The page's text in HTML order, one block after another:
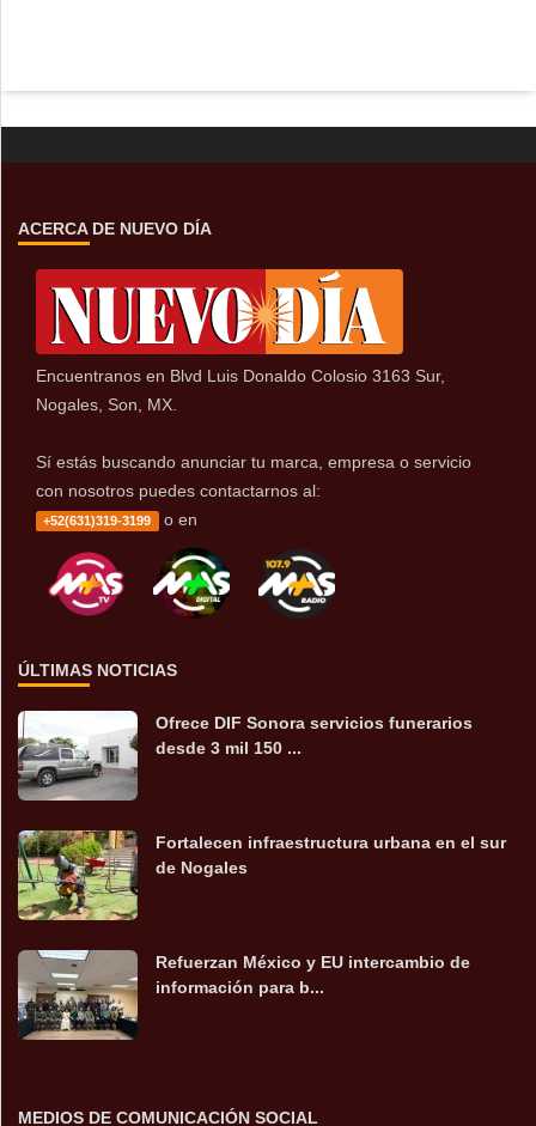
ACERCA DE NUEVO DÍA
Encuentranos en Blvd Luis Donaldo Colosio 3163 Sur,
Nogales, Son, MX.
Sí estás buscando anunciar tu marca, empresa o servicio
con nosotros puedes contactarnos al:
+52(631)319-3199 o en
ÚLTIMAS NOTICIAS
Ofrece DIF Sonora servicios funerarios
desde 3 mil 150 ...
Fortalecen infraestructura urbana en el sur
de Nogales
Refuerzan México y EU intercambio de
información para b...
MEDIOS DE COMUNICACIÓN SOCIAL